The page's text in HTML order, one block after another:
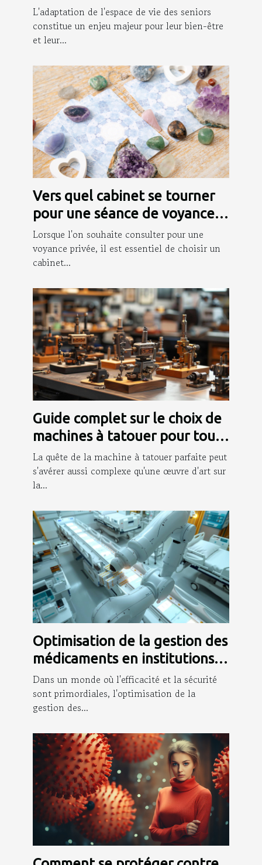
à la mobilité
L'adaptation de l'espace de vie des seniors
constitue un enjeu majeur pour leur bien-être
et leur...
Vers quel cabinet se tourner
pour une séance de voyance
privée ?
Lorsque l'on souhaite consulter pour une
voyance privée, il est essentiel de choisir un
cabinet...
Guide complet sur le choix de
machines à tatouer pour tout
niveau
La quête de la machine à tatouer parfaite peut
s'avérer aussi complexe qu'une œuvre d'art sur
la...
Optimisation de la gestion des
médicaments en institutions
de soins
Dans un monde où l'efficacité et la sécurité
sont primordiales, l'optimisation de la
gestion des...